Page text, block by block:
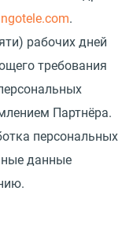
.
рабочих дней
требования
Партнёра.
персональных
данные